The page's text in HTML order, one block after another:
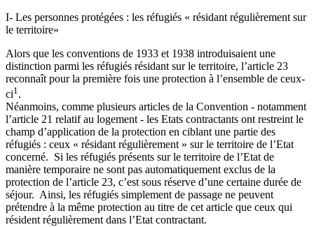
I- Les personnes protégées : les réfugiés « résidant régulièrement sur
le territoire»
Alors que les conventions de 1933 et 1938 introduisaient une
distinction parmi les réfugiés résidant sur le territoire, l’article 23
reconnaît pour la première fois une protection à l’ensemble de ceux-
ci1 .
Néanmoins, comme plusieurs articles de la Convention - notamment
l’article 21 relatif au logement - les Etats contractants ont restreint le
champ d’application de la protection en ciblant une partie des
réfugiés : ceux « résidant régulièrement » sur le territoire de l’Etat
concerné. Si les réfugiés présents sur le territoire de l’Etat de
manière temporaire ne sont pas automatiquement exclus de la
protection de l’article 23, c’est sous réserve d’une certaine durée de
séjour. Ainsi, les réfugiés simplement de passage ne peuvent
prétendre à la même protection au titre de cet article que ceux qui
résident régulièrement dans l’Etat contractant.